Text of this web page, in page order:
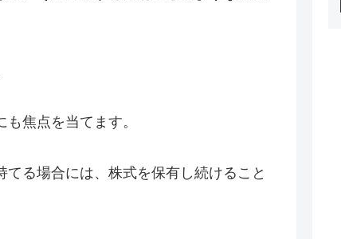
焦点を当てます。
る場合には、株式を保有し続けること